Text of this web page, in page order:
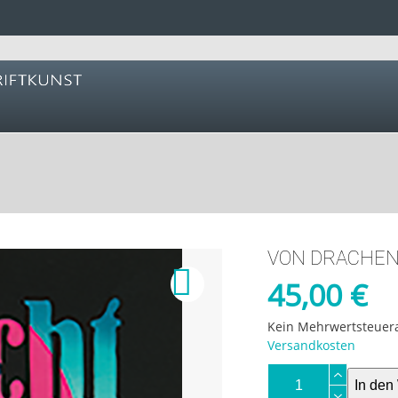
VON
45,00€
Kein
Versandkosten
In